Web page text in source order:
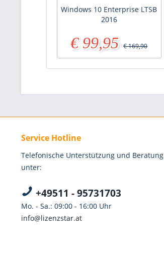
Windows 10 Enterprise LTSB
2016
€ 99,95 € 169,90
Service Hotline
Telefonische Unterstützung und Beratung
unter:
+49511 - 95731703
Mo. - Sa.: 09:00 - 16:00 Uhr
info@lizenzstar.at